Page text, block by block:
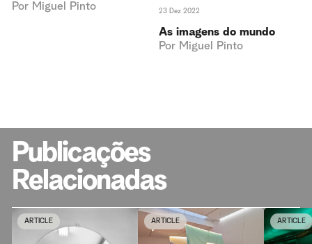
Por Miguel Pinto 23 Dez 2022
As imagens do mundo
Por Miguel Pinto
Publicações
Relacionadas
ARTICLE ARTICLE ARTICLE